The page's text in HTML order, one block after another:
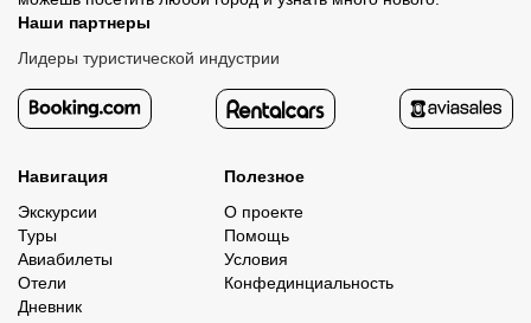
Наши партнеры
Лидеры туристической индустрии
Навигация
Экскурсии
Туры
Авиабилеты
Отели
Дневник
Полезное
О проекте
Помощь
Условия
Конфединциальность